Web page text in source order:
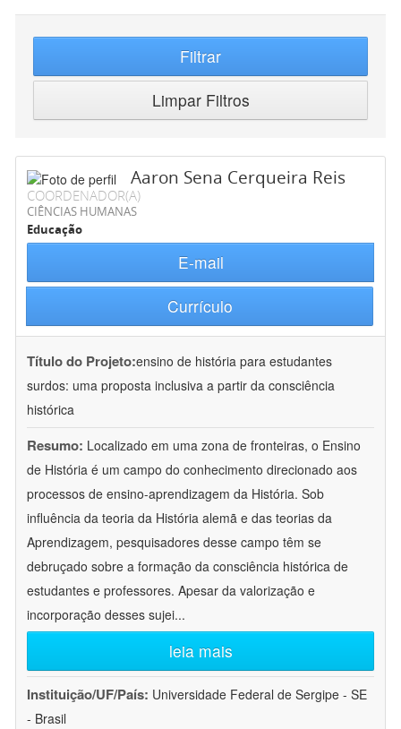
Filtrar
Limpar Filtros
Aaron Sena Cerqueira Reis
COORDENADOR(A)
CIÊNCIAS HUMANAS
Educação
E-mail
Currículo
Título do Projeto:ensino de história para estudantes
surdos: uma proposta inclusiva a partir da consciência
histórica
Resumo: Localizado em uma zona de fronteiras, o Ensino
de História é um campo do conhecimento direcionado aos
processos de ensino-aprendizagem da História. Sob
influência da teoria da História alemã e das teorias da
Aprendizagem, pesquisadores desse campo têm se
debruçado sobre a formação da consciência histórica de
estudantes e professores. Apesar da valorização e
incorporação desses sujei...
leia mais
Instituição/UF/País: Universidade Federal de Sergipe - SE
- Brasil